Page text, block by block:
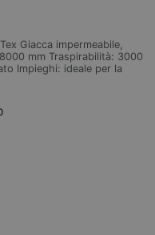
Giacca impermeabile,
mm Traspirabilità: 3000
Impieghi: ideale per la